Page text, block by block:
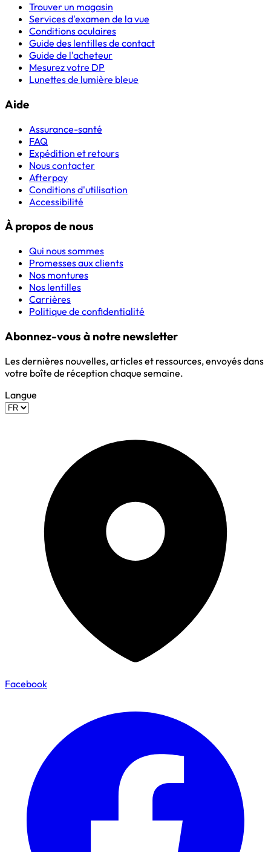
Trouver un magasin
Services d'examen de la vue
Conditions oculaires
Guide des lentilles de contact
Guide de l'acheteur
Mesurez votre DP
Lunettes de lumière bleue
Aide
Assurance-santé
FAQ
Expédition et retours
Nous contacter
Afterpay
Conditions d'utilisation
Accessibilité
À propos de nous
Qui nous sommes
Promesses aux clients
Nos montures
Nos lentilles
Carrières
Politique de confidentialité
Abonnez-vous à notre newsletter
Les dernières nouvelles, articles et ressources, envoyés dans
votre boîte de réception chaque semaine.
Langue
Facebook